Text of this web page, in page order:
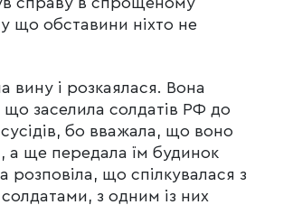
що обставини ніхто не
вину і розкаялася. Вона
що заселила солдатів РФ до
бо вважала, що воно
а ще передала їм будинок
розповіла, що спілкувалася з
з одним із них